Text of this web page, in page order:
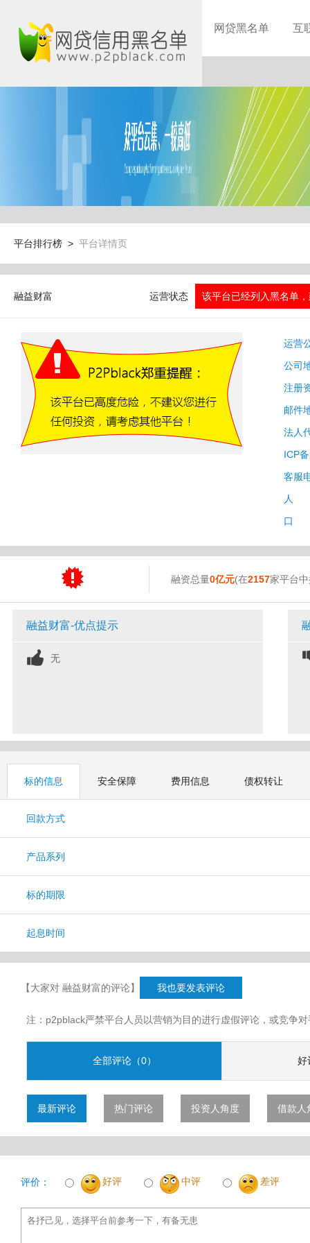
网贷黑名单 互
平台排行榜 > 平台详情页
融益财富 运营状态 该平台已经列入黑名单
运营
公司
注册
邮件
法人
ICP
客服
人
口
融资总量0亿元(在2157家平台
融益财富-优点提示
无
标的信息 安全保障 费用信息 债权转让
回款方式
产品系列
标的期限
起息时间
【大家对 融益财富的评论】 我也要发表评论
注：p2pblack严禁平台人员以营销为目的进行虚假评论，或竞争
全部评论（0） 好
最新评论 热门评论 投资人角度 借款人
评价： 好评 中评 差评